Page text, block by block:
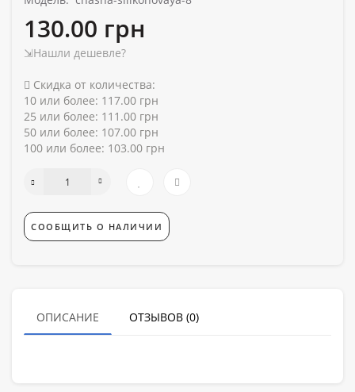
130.00 грн
⇲Нашли дешевле?
Скидка от количества:
10 или более: 117.00 грн
25 или более: 111.00 грн
50 или более: 107.00 грн
100 или более: 103.00 грн
СООБЩИТЬ О НАЛИЧИИ
ОПИСАНИЕ ОТЗЫВОВ (0)